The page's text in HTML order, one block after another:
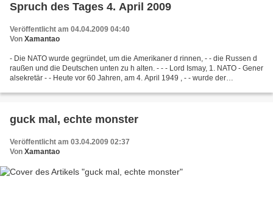
Spruch des Tages 4. April 2009
Veröffentlicht am 04.04.2009 04:40
Von Xamantao
- Die NATO wurde gegründet, um die Amerikaner d rinnen, - - die Russen d
raußen und die Deutschen unten zu h alten. - - - Lord Ismay, 1. NATO - Gener
alsekretär - - Heute vor 60 Jahren, am 4. April 1949 , - - wurde der
guck mal, echte monster
Veröffentlicht am 03.04.2009 02:37
Von Xamantao